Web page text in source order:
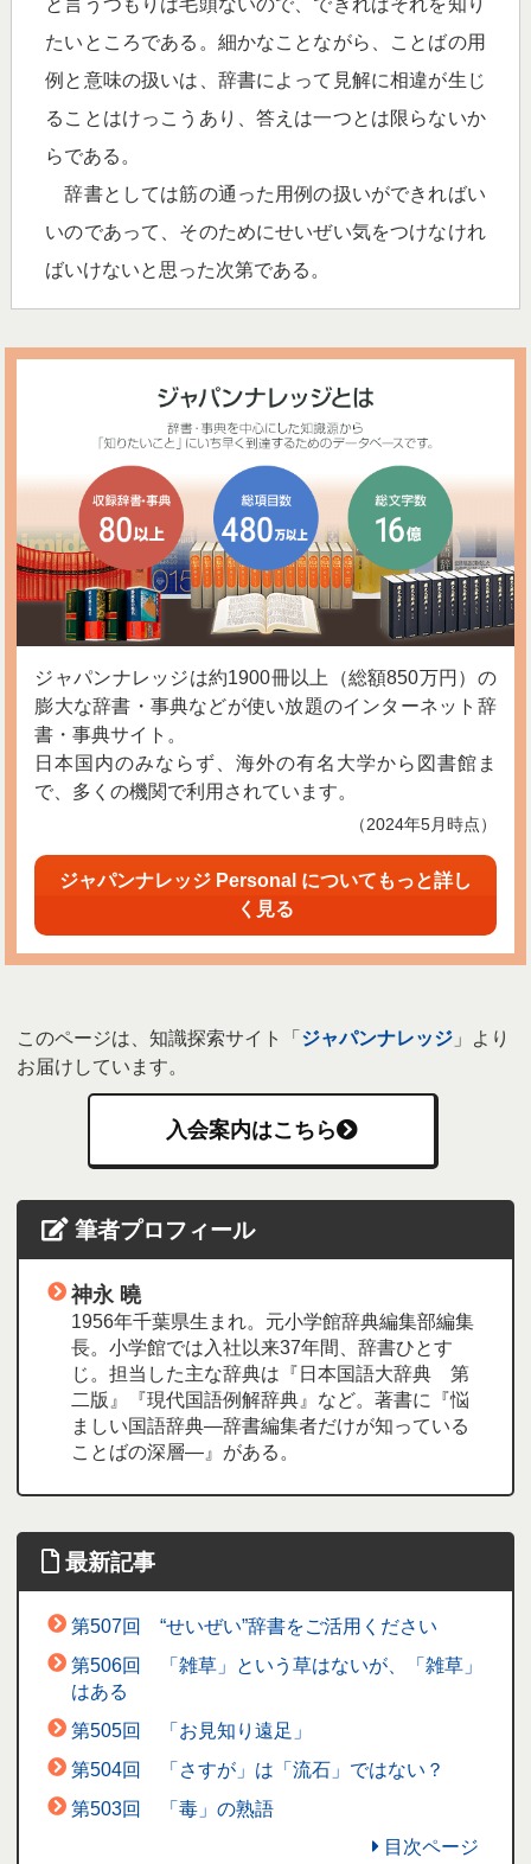
と言うつもりは毛頭ないので、できればそれを知り
たいところである。細かなことながら、ことばの用
例と意味の扱いは、辞書によって見解に相違が生じ
ることはけっこうあり、答えは一つとは限らないか
らである。
辞書としては筋の通った用例の扱いができればい
いのであって、そのためにせいぜい気をつけなけれ
ばいけないと思った次第である。
ジャパンナレッジは約1900冊以上（総額850万円）の
膨大な辞書・事典などが使い放題のインターネット辞
書・事典サイト。
日本国内のみならず、海外の有名大学から図書館ま
で、多くの機関で利用されています。
（2024年5月時点）
ジャパンナレッジ Personal についてもっと詳し
く見る
このページは、知識探索サイト「 ジャパンナレッジ 」より
お届けしています。
入会案内はこちら
筆者プロフィール
神永 曉
1956年千葉県生まれ。元小学館辞典編集部編集
長。小学館では入社以来37年間、辞書ひとす
じ。担当した主な辞典は『日本国語大辞典 第
二版』『現代国語例解辞典』など。著書に『悩
ましい国語辞典―辞書編集者だけが知っている
ことばの深層―』がある。
最新記事
第507回 “せいぜい”辞書をご活用ください
第506回 「雑草」という草はないが、「雑草」
はある
第505回 「お見知り遠足」
第504回 「さすが」は「流石」ではない？
第503回 「毒」の熟語
目次ページ